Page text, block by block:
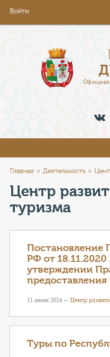
Войти
АДМИНИСТРАЦИЯ
ПРЕСС-ЦЕНТР
ТУРИСТАМ
ТАРИФЫ
ГЕРОИ Z
СЛУЖБА ПО КОНТРАКТУ
Главная Деятельность
Центр
туризма
Постановление
РФ от 18.11.2020
утверждении
11 июня 2024 — Центр
Туры по